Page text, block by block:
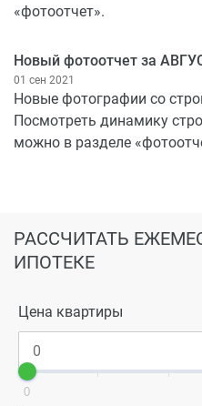
«фотоотчет».
Новый фотоотчет за
01 сен 2021
Новые фотографии со
Посмотреть динамику
можно в разделе
РАССЧИТАТЬ
ИПОТЕКЕ
Цена квартиры
0